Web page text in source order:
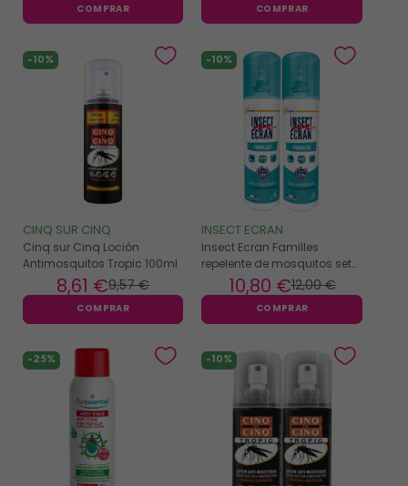
COMPRAR COMPRAR
-10%
CINQ SUR CINQ
Cinq sur Cinq Loción
Antimosquitos Tropic 100ml
9,57 €
8,61 €
COMPRAR
-10%
INSECT ECRAN
Insect Ecran Familles
repelente de mosquitos set
de 2 x 100ml
12,00 €
10,80 €
COMPRAR
-25% -10%